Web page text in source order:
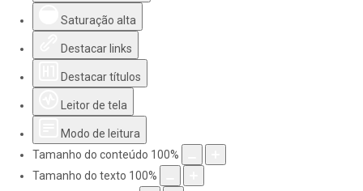
Saturação alta
Destacar links
Destacar títulos
Leitor de tela
Modo de leitura
Tamanho do conteúdo 100%
Tamanho do texto 100%